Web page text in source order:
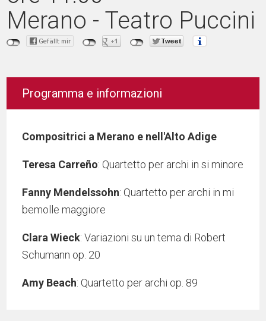
Merano - Teatro Puccini
Programma e informazioni
Compositrici a Merano e nell'Alto Adige
Teresa Carreño: Quartetto per archi in si minore
Fanny Mendelssohn: Quartetto per archi in mi
bemolle maggiore
Clara Wieck: Variazioni su un tema di Robert
Schumann op. 20
Amy Beach: Quartetto per archi op. 89